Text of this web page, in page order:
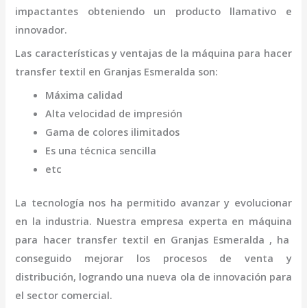
impactantes obteniendo un producto llamativo e
innovador.
Las características y ventajas de la máquina para hacer
transfer textil en Granjas Esmeralda son:
Máxima calidad
Alta velocidad de impresión
Gama de colores ilimitados
Es una técnica sencilla
etc
La tecnología nos ha permitido avanzar y evolucionar
en la industria. Nuestra empresa experta en máquina
para hacer transfer textil en Granjas Esmeralda , ha
conseguido mejorar los procesos de venta y
distribución, logrando una nueva ola de innovación para
el sector comercial.